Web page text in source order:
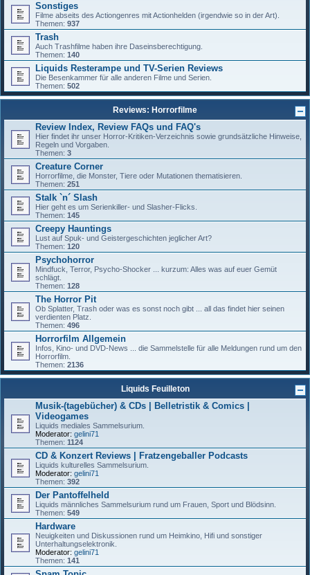
Sonstiges
Filme abseits des Actiongenres mit Actionhelden (irgendwie so in der Art).
Themen: 937
Trash
Auch Trashfilme haben ihre Daseinsberechtigung.
Themen: 140
Liquids Resterampe und TV-Serien Reviews
Die Besenkammer für alle anderen Filme und Serien.
Themen: 502
Reviews: Horrorfilme
Review Index, Review FAQs und FAQ's
Hier findet ihr unser Horror-Kritiken-Verzeichnis sowie grundsätzliche Hinweise,
Regeln und Vorgaben.
Themen: 3
Creature Corner
Horrorfilme, die Monster, Tiere oder Mutationen thematisieren.
Themen: 251
Stalk `n´ Slash
Hier geht es um Serienkiller- und Slasher-Flicks.
Themen: 145
Creepy Hauntings
Lust auf Spuk- und Geistergeschichten jeglicher Art?
Themen: 120
Psychohorror
Mindfuck, Terror, Psycho-Shocker ... kurzum: Alles was auf euer Gemüt
schlägt.
Themen: 128
The Horror Pit
Ob Splatter, Trash oder was es sonst noch gibt ... all das findet hier seinen
verdienten Platz.
Themen: 496
Horrorfilm Allgemein
Infos, Kino- und DVD-News ... die Sammelstelle für alle Meldungen rund um den
Horrorfilm.
Themen: 2136
Liquids Feuilleton
Musik-(tagebücher) & CDs | Belletristik & Comics |
Videogames
Liquids mediales Sammelsurium.
Moderator: gelini71
Themen: 1124
CD & Konzert Reviews | Fratzengeballer Podcasts
Liquids kulturelles Sammelsurium.
Moderator: gelini71
Themen: 392
Der Pantoffelheld
Liquids männliches Sammelsurium rund um Frauen, Sport und Blödsinn.
Themen: 549
Hardware
Neuigkeiten und Diskussionen rund um Heimkino, Hifi und sonstiger
Unterhaltungselektronik.
Moderator: gelini71
Themen: 141